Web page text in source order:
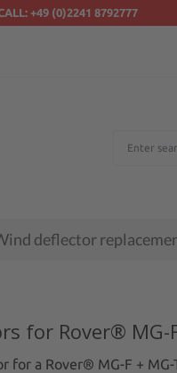
+49 (0)2241 8792777
deflector
for Rover® MG-
for a Rover® MG-F +